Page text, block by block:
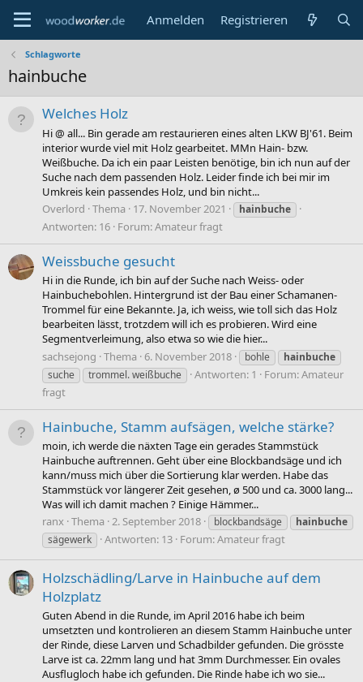
Anmelden Registrieren
Schlagworte
hainbuche
Welches Holz
Hi @ all... Bin gerade am restaurieren eines alten LKW BJ'61. Beim
interior wurde viel mit Holz gearbeitet. MMn Hain- bzw.
Weißbuche. Da ich ein paar Leisten benötige, bin ich nun auf der
Suche nach dem passenden Holz. Leider finde ich bei mir im
Umkreis kein passendes Holz, und bin nicht...
Overlord Thema 17. November 2021 hainbuche
Antworten: 16 Forum:Amateur fragt
Weissbuche gesucht
Hi in die Runde, ich bin auf der Suche nach Weiss- oder
Hainbuchebohlen. Hintergrund ist der Bau einer Schamanen-
Trommel für eine Bekannte. Ja, ich weiss, wie toll sich das Holz
bearbeiten lässt, trotzdem will ich es probieren. Wird eine
Segmentverleimung, also etwa so wie die hier...
sachsejong Thema 6. November 2018 bohle
hainbuche
suche
trommel. weißbuche Antworten: 1 Forum:Amateur
fragt
Hainbuche, Stamm aufsägen, welche stärke?
moin, ich werde die näxten Tage ein gerades Stammstück
Hainbuche auftrennen. Geht über eine Blockbandsäge und ich
kann/muss mich über die Sortierung klar werden. Habe das
Stammstück vor längerer Zeit gesehen, ø 500 und ca. 3000 lang...
Was will ich damit machen ? Einige Hämmer...
ranx Thema 2. September 2018 blockbandsäge
hainbuche
sägewerk
Antworten: 13 Forum:Amateur fragt
Holzschädling/Larve in Hainbuche auf dem
Holzplatz
Guten Abend in die Runde, im April 2016 habe ich beim
umsetzten und kontrolieren an diesem Stamm Hainbuche unter
der Rinde, diese Larven und Schadbilder gefunden. Die grösste
Larve ist ca. 22mm lang und hat 3mm Durchmesser. Ein ovales
Ausflugloch habe ich gefunden. Die Rinde habe ich wo sie...